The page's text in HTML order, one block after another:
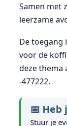
Samen met
leerzame
De toegang
voor de
deze thema
-477222.
📅
Stuur je